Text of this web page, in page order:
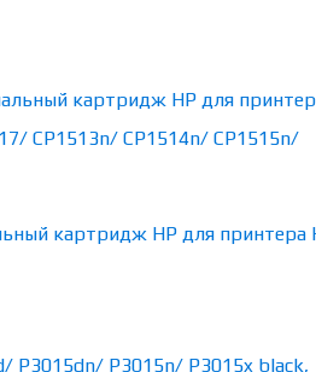
картридж HP для принтера